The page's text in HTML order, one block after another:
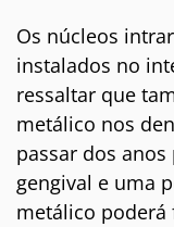
Os núcleos
instalados no
ressaltar que
metálico nos
passar dos
gengival e uma
metálico poderá